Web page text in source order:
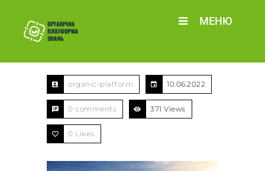
МЕНЮ
organic-platform 10.06.2022
0 comments 371 Views
0 Likes